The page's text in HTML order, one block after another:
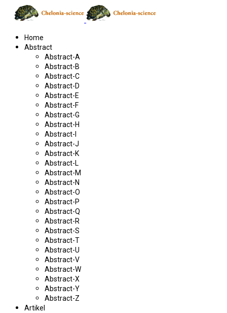
Home
Abstract
Abstract-A
Abstract-B
Abstract-C
Abstract-D
Abstract-E
Abstract-F
Abstract-G
Abstract-H
Abstract-I
Abstract-J
Abstract-K
Abstract-L
Abstract-M
Abstract-N
Abstract-O
Abstract-P
Abstract-Q
Abstract-R
Abstract-S
Abstract-T
Abstract-U
Abstract-V
Abstract-W
Abstract-X
Abstract-Y
Abstract-Z
Artikel